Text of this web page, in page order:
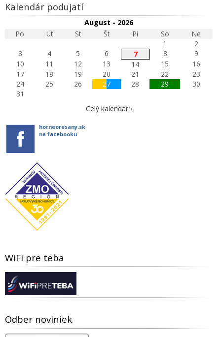
Kalendár podujatí
August - 2026
Po
Ut St Št Pi So
Ne
1
2
3
4 5 6 7 8
9
10
11 12 13 14 15
16
17
18 19 20 21 22
23
24
25 26 27 28 29
30
31
Celý kalendár ›
horneoresany.sk
na facebooku
WiFi pre teba
Odber noviniek